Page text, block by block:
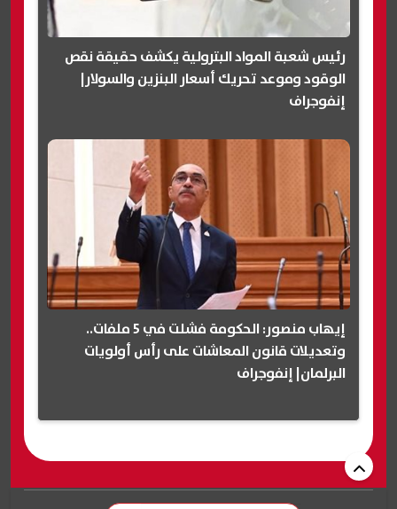
رئيس شعبة المواد البترولية يكشف حقيقة نقص
الوقود وموعد تحريك أسعار البنزين والسولار|
إنفوجراف
إيهاب منصور: الحكومة فشلت في 5 ملفات..
وتعديلات قانون المعاشات على رأس أولويات
البرلمان| إنفوجراف